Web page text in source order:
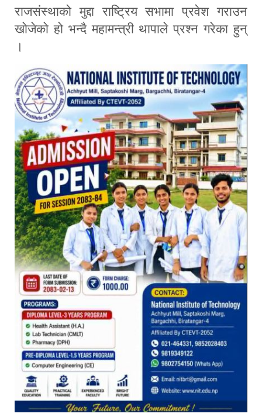
राजसंस्थाको मुद्दा राष्ट्रिय सभामा प्रवेश गराउन
खोजेको हो भन्दै महामन्त्री थापाले प्रश्न गरेका हुन्
।